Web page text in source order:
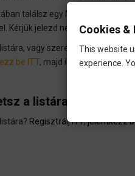
találsz egy Mannheim
Kérjük jelezd nekünk, ha olyan
vagy szeretnél beiktatni
be ITT, majd iktasdbe az
a listára?
Regisztrálj ITT,jelentkezz
Cookies &
This website
experience.